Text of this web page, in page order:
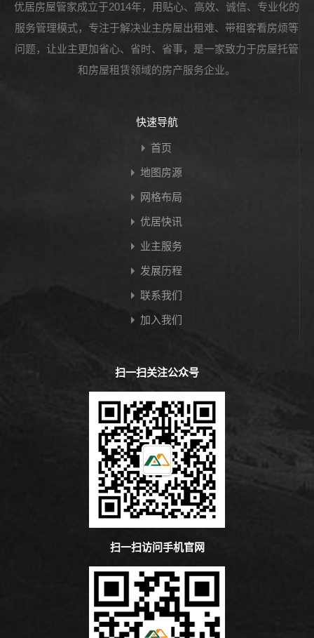
优居房屋管家成立于2014年，用贴心、高效、诚信、专业化的
服务管理模式，专注于解决业主房屋出租难、带租客看房烦等
问题，让业主更加省心、省时、省事，是一家致力于房屋托管
和房屋租赁领域的房产服务企业。
快速导航
首页
地图房源
网格布局
优居快讯
业主服务
发展历程
联系我们
加入我们
扫一扫关注公众号
扫一扫访问手机官网